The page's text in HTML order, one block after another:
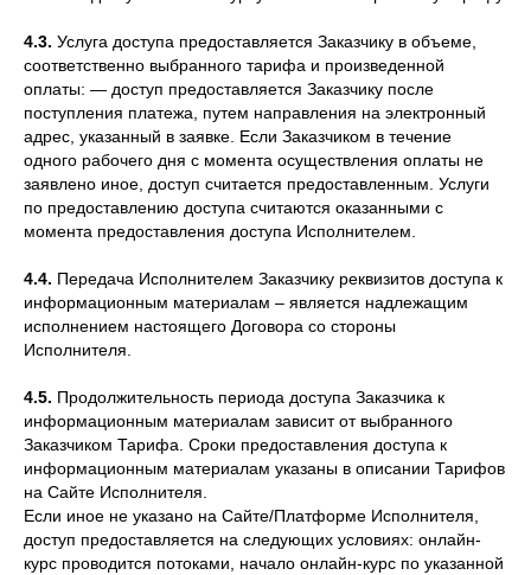
4.3. Услуга доступа предоставляется Заказчику в объеме,
соответственно выбранного тарифа и произведенной
оплаты: — доступ предоставляется Заказчику после
поступления платежа, путем направления на электронный
адрес, указанный в заявке. Если Заказчиком в течение
одного рабочего дня с момента осуществления оплаты не
заявлено иное, доступ считается предоставленным. Услуги
по предоставлению доступа считаются оказанными с
момента предоставления доступа Исполнителем.
4.4. Передача Исполнителем Заказчику реквизитов доступа к
информационным материалам – является надлежащим
исполнением настоящего Договора со стороны
Исполнителя.
4.5. Продолжительность периода доступа Заказчика к
информационным материалам зависит от выбранного
Заказчиком Тарифа. Сроки предоставления доступа к
информационным материалам указаны в описании Тарифов
на Сайте Исполнителя.
Если иное не указано на Сайте/Платформе Исполнителя,
доступ предоставляется на следующих условиях: онлайн-
курс проводится потоками, начало онлайн-курс по указанной